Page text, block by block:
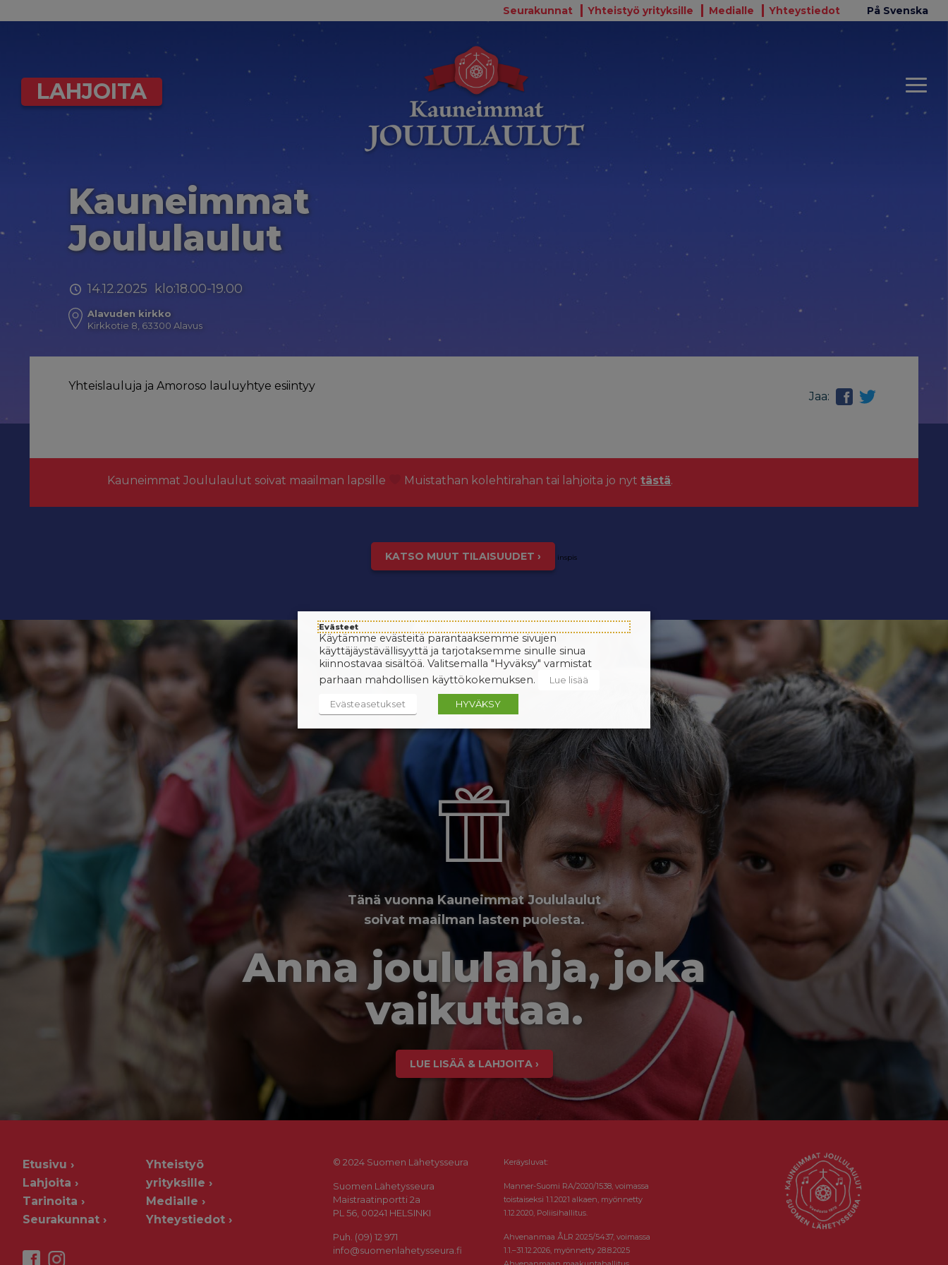
Seurakunnat Yhteistyö yrityksille Medialle Yhteystiedot På Svenska
LAHJOITA
Kauneimmat
Joululaulut
14.12.2025 klo:18.00-19.00
Alavuden kirkko
Kirkkotie 8, 63300 Alavus
Jaa:
Yhteislauluja ja Amoroso lauluyhtye esiintyy
Kauneimmat Joululaulut soivat maailman lapsille Muistathan kolehtirahan tai lahjoita jo nyttästä.
KATSO MUUT TILAISUUDET › inspis
Tänä vuonna Kauneimmat Joululaulut
soivat maailman lasten puolesta.
Anna joululahja, joka
vaikuttaa.
LUE LISÄÄ & LAHJOITA ›
Etusivu
Lahjoita
Tarinoita
Seurakunnat
Yhteistyö
yrityksille
Medialle
Yhteystiedot
© 2024 Suomen Lähetysseura
Suomen Lähetysseura
Maistraatinportti 2a
PL 56, 00241 HELSINKI
Puh. (09) 12 971
info@suomenlahetysseura.fi
Keräysluvat:
Manner-Suomi RA/2020/1538, voimassa
toistaiseksi 1.1.2021 alkaen, myönnetty
1.12.2020, Poliisihallitus.
Ahvenanmaa ÅLR 2025/5437, voimassa
1.1.–31.12.2026, myönnetty 28.8.2025
Evästeet
Käytämme evästeitä parantaaksemme sivujen
käyttäjäystävällisyyttä ja tarjotaksemme sinulle sinua
kiinnostavaa sisältöä. Valitsemalla "Hyväksy" varmistat
parhaan mahdollisen käyttökokemuksen.
Lue lisää
Evästeasetukset HYVÄKSY